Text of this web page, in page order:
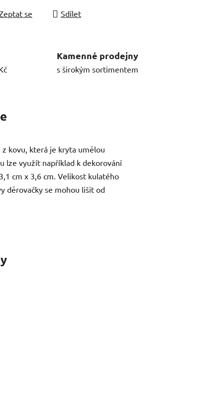
se Sdílet
Kamenné prodejny
s širokým sortimentem
kovu, která je kryta umělou
lze využít například k dekorování
cm x 3,6 cm. Velikost kulatého
děrovačky se mohou lišit od